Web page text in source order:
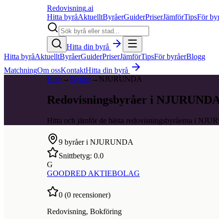
Redovisning.ai
Hitta byråAktuelltByråerGuiderPriserJämförTipsFör
Hitta din byrå
Hitta byråAktuelltByråerGuiderPriserJämförTipsFör byråerBlogg
MatchningOm ossKontaktHitta din byrå
Hem→Byråer→ NJURUNDA
Redovisningsbyråer i
Hitta och jämför de bästa redovisningsbyråerna i
9 byråer i NJURUNDA
Snittbetyg: 0.0
G
GOODRED AKTIEBOLAG
0 (0 recensioner)
Redovisning, Bokföring